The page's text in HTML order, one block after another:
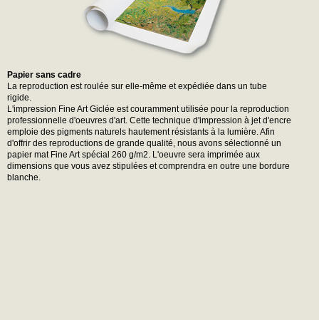
Papier sans cadre
La reproduction est roulée sur elle-même et expédiée dans un tube
rigide.
L'impression Fine Art Giclée est couramment utilisée pour la reproduction
professionnelle d'oeuvres d'art. Cette technique d'impression à jet d'encre
emploie des pigments naturels hautement résistants à la lumière. Afin
d'offrir des reproductions de grande qualité, nous avons sélectionné un
papier mat Fine Art spécial 260 g/m2. L'oeuvre sera imprimée aux
dimensions que vous avez stipulées et comprendra en outre une bordure
blanche.